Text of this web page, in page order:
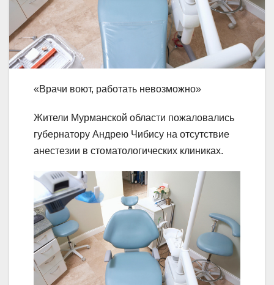
«Врачи воют, работать невозможно»
Жители Мурманской области пожаловались
губернатору Андрею Чибису на отсутствие
анестезии в стоматологических клиниках.